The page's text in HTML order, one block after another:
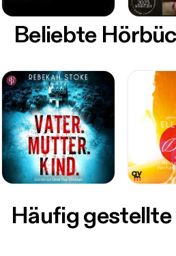
Beliebte
Häufig gestellte